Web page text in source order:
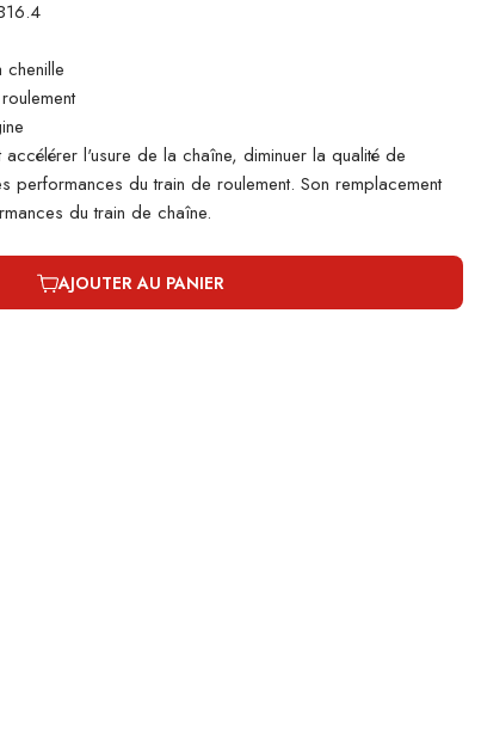
accélérer l'usure de la chaîne, diminuer la qualité de
performances du train de roulement. Son remplacement
du train de chaîne.
AJOUTER AU PANIER